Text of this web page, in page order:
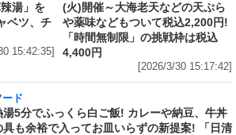
湯」を
ベツ、チ
15:42:35]
(火)開催～大海老天などの天ぷら
や薬味などもついて税込2,200円!
「時間無制限」の挑戦枠は税込
4,400円
[2026/3/30 15:17:42]
ード
湯5分でふっくら白ご飯! カレーや納豆、牛丼
具も余裕で入ってお皿いらずの新提案! 「日清